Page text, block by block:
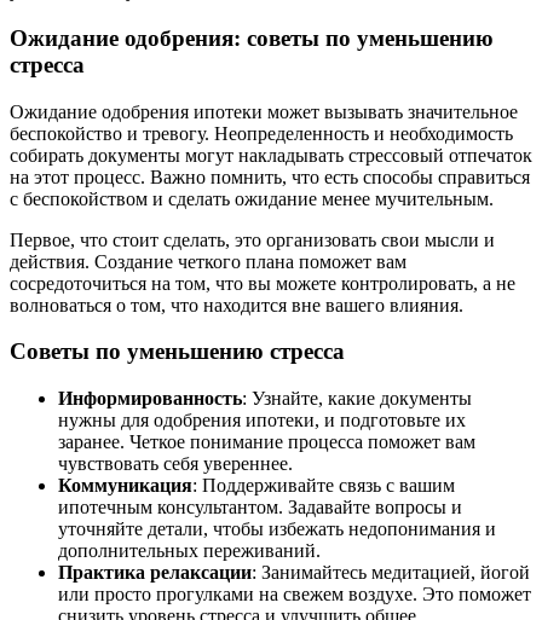
Ожидание одобрения: советы по уменьшению
стресса
Ожидание одобрения ипотеки может вызывать значительное
беспокойство и тревогу. Неопределенность и необходимость
собирать документы могут накладывать стрессовый отпечаток
на этот процесс. Важно помнить, что есть способы справиться
с беспокойством и сделать ожидание менее мучительным.
Первое, что стоит сделать, это организовать свои мысли и
действия. Создание четкого плана поможет вам
сосредоточиться на том, что вы можете контролировать, а не
волноваться о том, что находится вне вашего влияния.
Советы по уменьшению стресса
Информированность: Узнайте, какие документы
нужны для одобрения ипотеки, и подготовьте их
заранее. Четкое понимание процесса поможет вам
чувствовать себя увереннее.
Коммуникация: Поддерживайте связь с вашим
ипотечным консультантом. Задавайте вопросы и
уточняйте детали, чтобы избежать недопонимания и
дополнительных переживаний.
Практика релаксации: Занимайтесь медитацией, йогой
или просто прогулками на свежем воздухе. Это поможет